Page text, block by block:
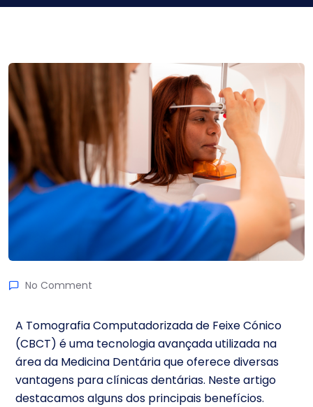
No Comment
A Tomografia Computadorizada de Feixe Cónico
(CBCT) é uma tecnologia avançada utilizada na
área da Medicina Dentária que oferece diversas
vantagens para clínicas dentárias. Neste artigo
destacamos alguns dos principais benefícios.